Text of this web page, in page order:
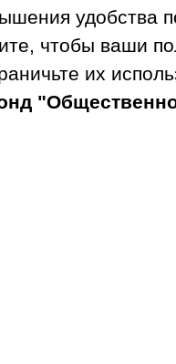
удобства
чтобы ваши
их